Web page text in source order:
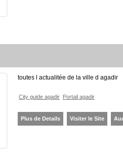
toutes l actualitée de la ville d agadir
City guide agadir Portail agadir
Plus de Details Visiter le Site